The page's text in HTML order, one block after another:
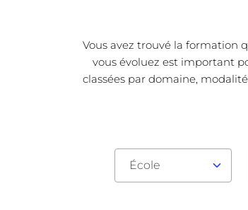
Vous avez trouvé la formation
vous évoluez est important
classées par domaine,
École